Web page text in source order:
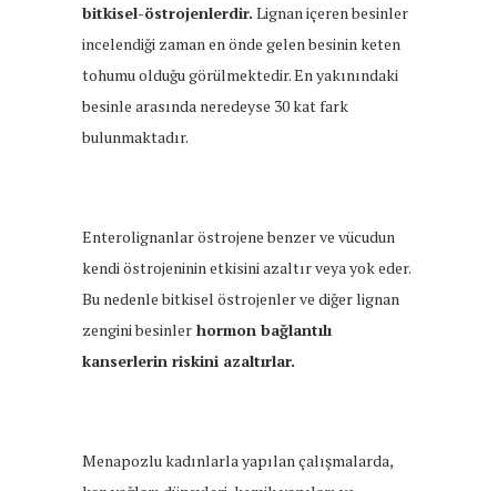
bitkisel-östrojenlerdir. Lignan içeren besinler
incelendiği zaman en önde gelen besinin keten
tohumu olduğu görülmektedir. En yakınındaki
besinle arasında neredeyse 30 kat fark
bulunmaktadır.
Enterolignanlar östrojene benzer ve vücudun
kendi östrojeninin etkisini azaltır veya yok eder.
Bu nedenle bitkisel östrojenler ve diğer lignan
zengini besinler hormon bağlantılı
kanserlerin riskini azaltırlar.
Menapozlu kadınlarla yapılan çalışmalarda,